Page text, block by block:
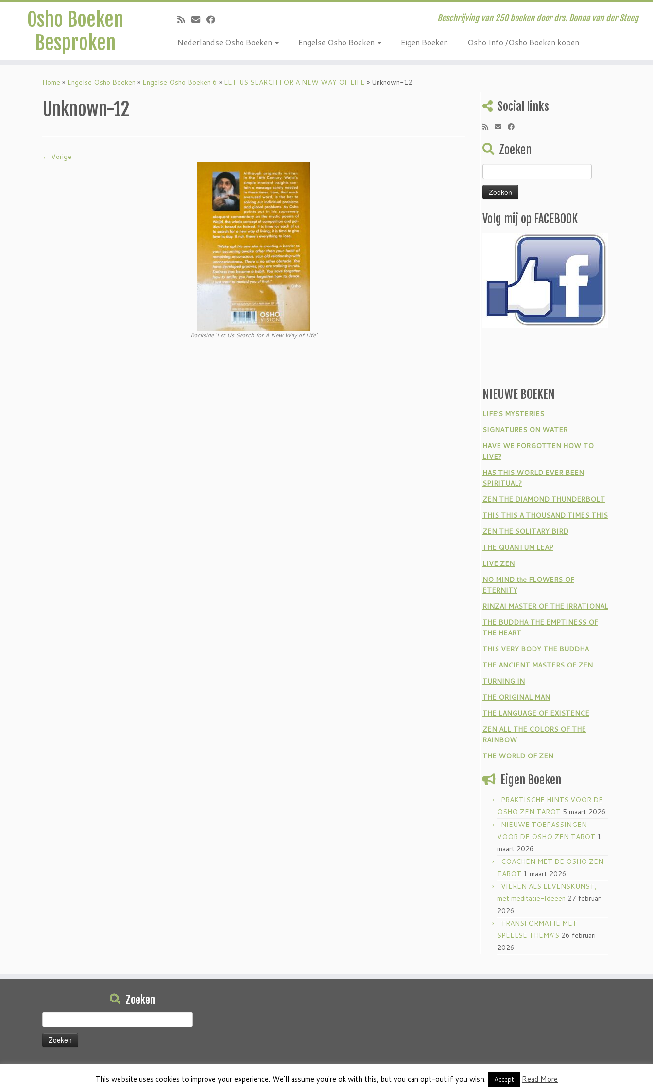
Osho Boeken
Besproken
Beschrijving van 250 boeken door drs. Donna van der Steeg
Nederlandse Osho Boeken Engelse Osho Boeken Eigen Boeken Osho Info /Osho Boeken kopen
Home » Engelse Osho Boeken » Engelse Osho Boeken 6 » LET US SEARCH FOR A NEW WAY OF LIFE » Unknown-12
Unknown-12
← Vorige
Backside ‘Let Us Search for A New Way of Life’
Social links
Zoeken
naar:
Volg mij op FACEBOOK
NIEUWE BOEKEN
LIFE’S MYSTERIES
SIGNATURES ON WATER
HAVE WE FORGOTTEN HOW TO
LIVE?
HAS THIS WORLD EVER BEEN
SPIRITUAL?
ZEN THE DIAMOND THUNDERBOLT
THIS THIS A THOUSAND TIMES THIS
ZEN THE SOLITARY BIRD
THE QUANTUM LEAP
LIVE ZEN
NO MIND the FLOWERS OF
ETERNITY
RINZAI MASTER OF THE IRRATIONAL
THE BUDDHA THE EMPTINESS OF
THE HEART
THIS VERY BODY THE BUDDHA
THE ANCIENT MASTERS OF ZEN
TURNING IN
THE ORIGINAL MAN
THE LANGUAGE OF EXISTENCE
ZEN ALL THE COLORS OF THE
RAINBOW
THE WORLD OF ZEN
Eigen Boeken
PRAKTISCHE HINTS VOOR DE
OSHO ZEN TAROT 5 maart 2026
NIEUWE TOEPASSINGEN
VOOR DE OSHO ZEN TAROT 1
maart 2026
COACHEN MET DE OSHO ZEN
TAROT 1 maart 2026
VIEREN ALS LEVENSKUNST,
met meditatie-Ideeën 27 februari
2026
TRANSFORMATIE MET
SPEELSE THEMA’S 26 februari
2026
Zoeken
naar:
·© 2026 Osho Boeken Besproken·Aangeboden door ·Ontworpen met deCustomizr thema ·
This website uses cookies to improve your experience. We'll assume you're ok with this, but you can opt-out if you wish. Accept Read More